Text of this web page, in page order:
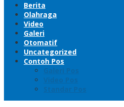
Berita
Olahraga
Video
Galeri
Otomatif
Uncategorized
Contoh Pos
Galeri Pos
Video Pos
Standar Pos